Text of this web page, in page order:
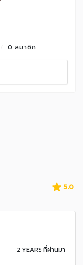
0 สมาชิก
5.0
2 YEARS ที่ผ่านมา